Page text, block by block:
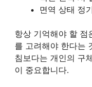
면역 상태 정
항상 기억해야 할 점
를 고려해야 한다는
침보다는 개인의 구
이 중요합니다.